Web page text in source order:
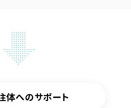
体へのサポート